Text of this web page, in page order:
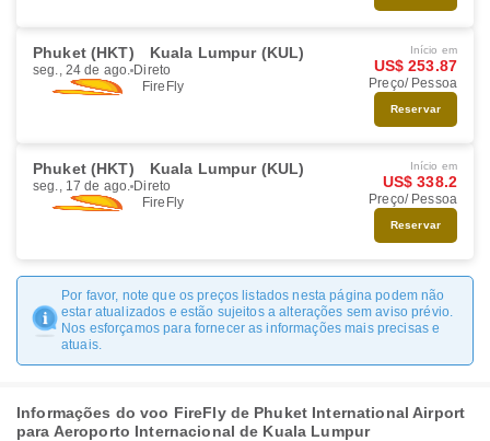
Phuket (HKT) Kuala Lumpur (KUL)
seg., 24 de ago. Direto
FireFly
Início em
US$ 253.87
Preço/ Pessoa
Reservar
Phuket (HKT) Kuala Lumpur (KUL)
seg., 17 de ago. Direto
FireFly
Início em
US$ 338.2
Preço/ Pessoa
Reservar
Por favor, note que os preços listados nesta página podem não
estar atualizados e estão sujeitos a alterações sem aviso prévio.
Nos esforçamos para fornecer as informações mais precisas e
atuais.
Informações do voo FireFly de Phuket International Airport
para Aeroporto Internacional de Kuala Lumpur